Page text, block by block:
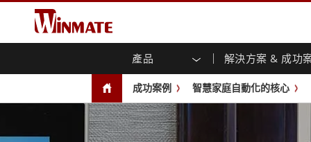
產品 解決方案 & 成功
企業移動通訊電腦
強固觸控筆記型電腦
強固型平板控制器
手持行動電腦
工業
多點
強固型機器人控制器
人工
農業機械解決方案
交通
公共安全解決方案
關於融程 投資
保證聲明
下載
行銷入口網站
文件
最新產品
新聞
展會活動
核心技術
成功案例 智慧家庭自動化的核心